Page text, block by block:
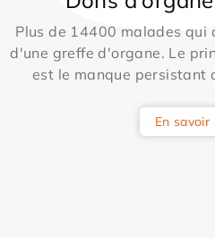
Plus de 14400 malades qui
d'une greffe d'organe. Le
est le manque persistant
En savoir